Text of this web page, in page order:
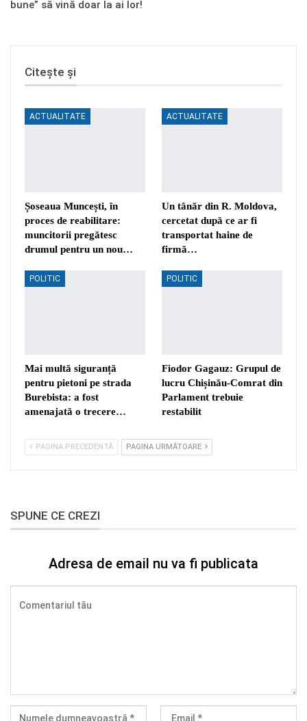
bune” să vină doar la ai lor!
Citește și
ACTUALITATE
Șoseaua Muncești, în
proces de reabilitare:
muncitorii pregătesc
drumul pentru un nou…
ACTUALITATE
Un tânăr din R. Moldova,
cercetat după ce ar fi
transportat haine de
firmă…
POLITIC
Mai multă siguranță
pentru pietoni pe strada
Burebista: a fost
amenajată o trecere…
POLITIC
Fiodor Gagauz: Grupul de
lucru Chișinău-Comrat din
Parlament trebuie
restabilit
PAGINA PRECEDENTĂ PAGINA URMĂTOARE
SPUNE CE CREZI
Adresa de email nu va fi publicata